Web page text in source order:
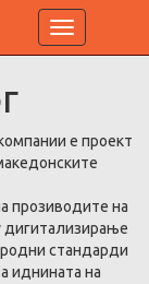
Toggle
navigation
е проект
прозиводите на
дигитализирање
стандарди
иднината на